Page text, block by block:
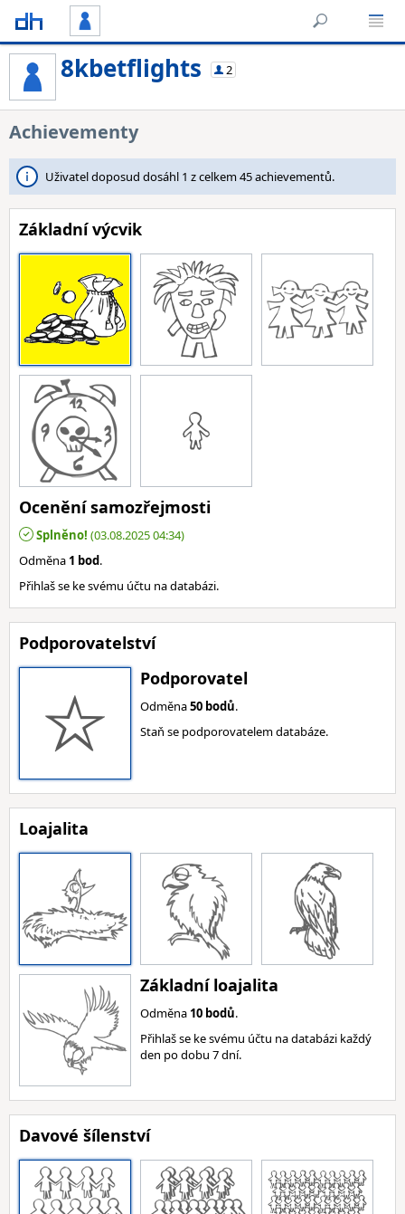
8kbetflights 2
Achievementy
Uživatel doposud dosáhl 1 z celkem 45 achievementů.
Základní výcvik
Ocenění samozřejmosti
Splněno! (03.08.2025 04:34)
Odměna 1 bod.
Přihlaš se ke svému účtu na databázi.
Podporovatelství
Podporovatel
Odměna50 bodů.
Staň se podporovatelem databáze.
Loajalita
Základní loajalita
Odměna 10 bodů.
Přihlaš se ke svému účtu na databázi každý
den po dobu 7 dní.
Davové šílenství